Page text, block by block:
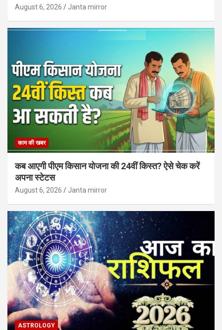
August 6, 2026 Janta mirror
काम की खबर
कब आएगी पीएम किसान योजना की 24वीं किस्त? ऐसे चेक करें
अपना स्टेटस
August 6, 2026 Janta mirror
ASTROLOGY